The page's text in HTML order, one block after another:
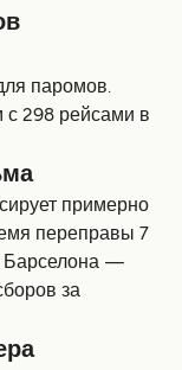
паромов.
298 рейсами в
примерно
переправы 7
Барселона —
за